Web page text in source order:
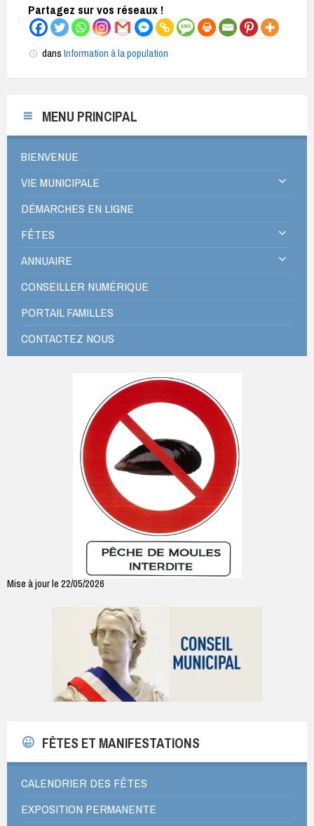
Partagez sur vos réseaux !
dans Information à la population
MENU PRINCIPAL
BIENVENUE
VIE MUNICIPALE
DÉMARCHES EN LIGNE
FÊTES
ANNUAIRE
CONSEILLER NUMÉRIQUE
PORTAIL FAMILLES
CONTACTEZ NOUS
Mise à jour le 22/05/2026
FÊTES ET MANIFESTATIONS
CALENDRIER DES FÊTES
EXPOSITION PERMANENTE